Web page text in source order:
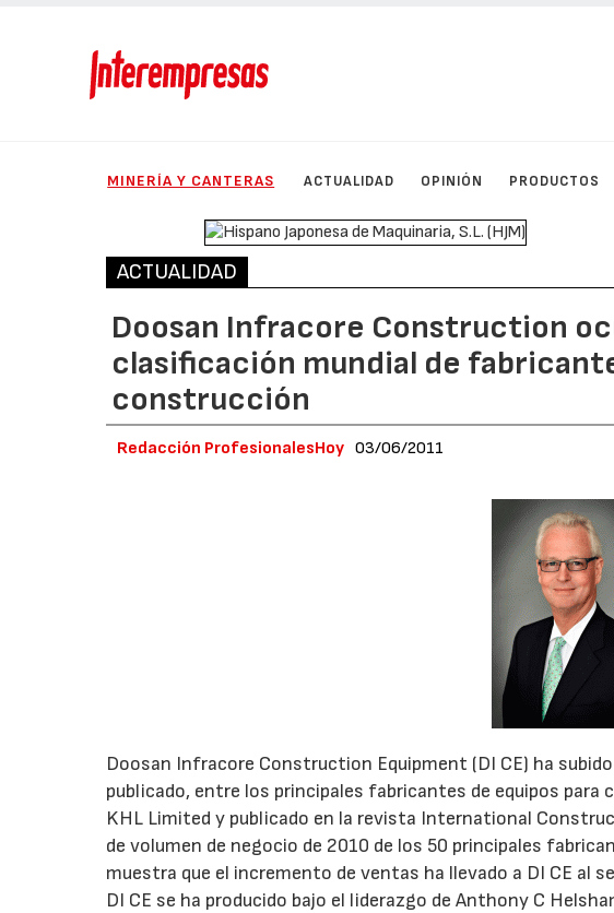
MINERÍA Y CANTERAS ACTUALIDAD OPINIÓN PRODUCTOS
ACTUALIDAD
Doosan Infracore Construction
clasificación mundial de
construcción
Redacción ProfesionalesHoy 03/06/2011
Doosan Infracore Construction Equipment (DI CE) ha
publicado, entre los principales fabricantes de equipos
KHL Limited y publicado en la revista International
de volumen de negocio de 2010 de los 50 principales
muestra que el incremento de ventas ha llevado a DI CE al
DI CE se ha producido bajo el liderazgo de Anthony C